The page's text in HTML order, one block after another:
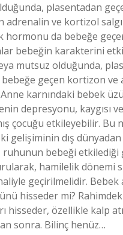
plasentadan
adrenalin ve kortizol
hormonu da bebeğe
bebeğin karakterini
mutsuz olduğunda,
geçen kortizon ve
Anne karnındaki bebek
depresyonu, kaygısı
çocuğu etkileyebilir. Bu
gelişiminin dış
bebeği etkilediği
hamilelik dönemi
geçirilmelidir. Bebek
hisseder mi?
hisseder, özellikle kalp
sonra. Bilinç henüz…